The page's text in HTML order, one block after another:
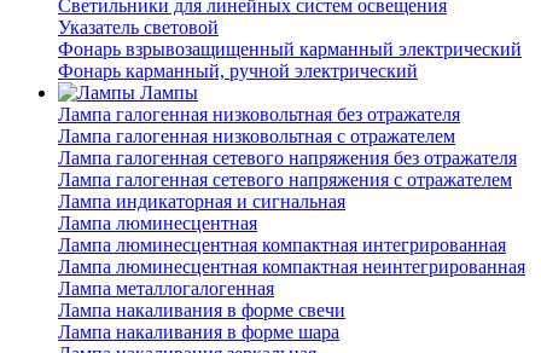
Светильники для линейных систем освещения
Указатель световой
Фонарь взрывозащищенный карманный электрический
Фонарь карманный, ручной электрический
Лампы
Лампа галогенная низковольтная без отражателя
Лампа галогенная низковольтная с отражателем
Лампа галогенная сетевого напряжения без отражателя
Лампа галогенная сетевого напряжения с отражателем
Лампа индикаторная и сигнальная
Лампа люминесцентная
Лампа люминесцентная компактная интегрированная
Лампа люминесцентная компактная неинтегрированная
Лампа металлогалогенная
Лампа накаливания в форме свечи
Лампа накаливания в форме шара